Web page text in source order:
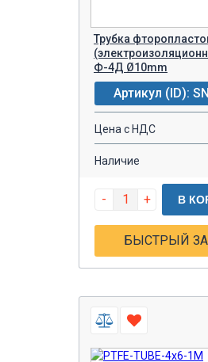
Трубка
Ф-4Д Ø10mm
Артикул (ID):
Цена с НДС
Наличие
- + В
БЫСТРЫЙ